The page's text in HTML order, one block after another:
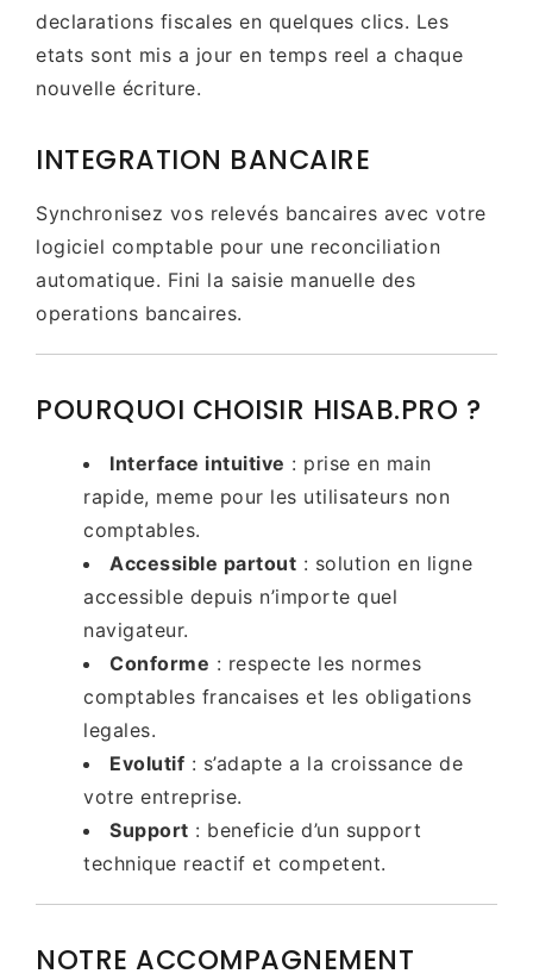
declarations fiscales en quelques clics. Les
etats sont mis a jour en temps reel a chaque
nouvelle écriture.
INTEGRATION BANCAIRE
Synchronisez vos relevés bancaires avec votre
logiciel comptable pour une reconciliation
automatique. Fini la saisie manuelle des
operations bancaires.
POURQUOI CHOISIR HISAB.PRO ?
Interface intuitive : prise en main
rapide, meme pour les utilisateurs non
comptables.
Accessible partout : solution en ligne
accessible depuis n’importe quel
navigateur.
Conforme : respecte les normes
comptables francaises et les obligations
legales.
Evolutif : s’adapte a la croissance de
votre entreprise.
Support : beneficie d’un support
technique reactif et competent.
NOTRE ACCOMPAGNEMENT